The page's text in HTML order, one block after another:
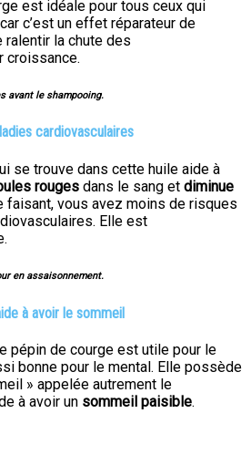
est idéale pour tous ceux qui
c’est un effet réparateur de
ralentir la chute des
croissance.
avant le shampooing.
cardiovasculaires
se trouve dans cette huile aide à
rouges dans le sang et diminue
faisant, vous avez moins de risques
Elle est
en assaisonnement.
à avoir le sommeil
pépin de courge est utile pour le
bonne pour le mental. Elle possède
» appelée autrement le
à avoir un sommeil paisible.